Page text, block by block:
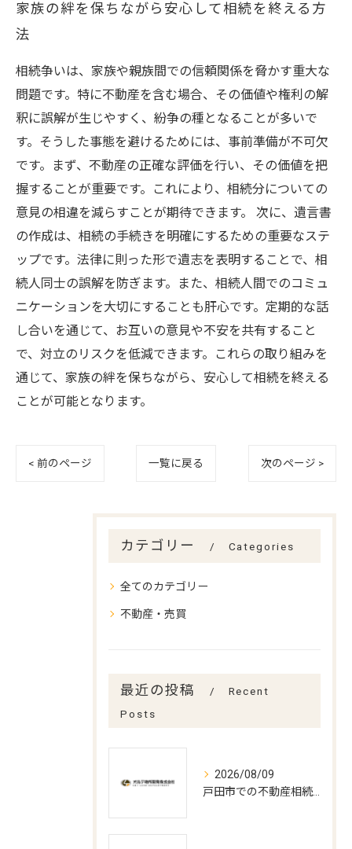
家族の絆を保ちながら安心して相続を終える方
法
相続争いは、家族や親族間での信頼関係を脅かす重大な
問題です。特に不動産を含む場合、その価値や権利の解
釈に誤解が生じやすく、紛争の種となることが多いで
す。そうした事態を避けるためには、事前準備が不可欠
です。まず、不動産の正確な評価を行い、その価値を把
握することが重要です。これにより、相続分についての
意見の相違を減らすことが期待できます。 次に、遺言書
の作成は、相続の手続きを明確にするための重要なステ
ップです。法律に則った形で遺志を表明することで、相
続人同士の誤解を防ぎます。また、相続人間でのコミュ
ニケーションを大切にすることも肝心です。定期的な話
し合いを通じて、お互いの意見や不安を共有すること
で、対立のリスクを低減できます。これらの取り組みを
通じて、家族の絆を保ちながら、安心して相続を終える
ことが可能となります。
< 前のページ 一覧に戻る 次のページ >
カテゴリー Categories
全てのカテゴリー
不動産・売買
最近の投稿
Recent
Posts
2026/08/09